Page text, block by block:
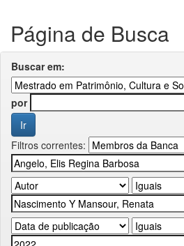
Página de Busca
Buscar em:
por
Filtros correntes: